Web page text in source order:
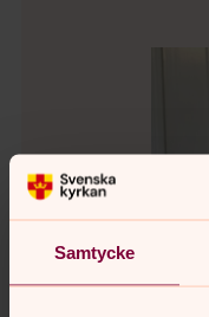
Samtycke